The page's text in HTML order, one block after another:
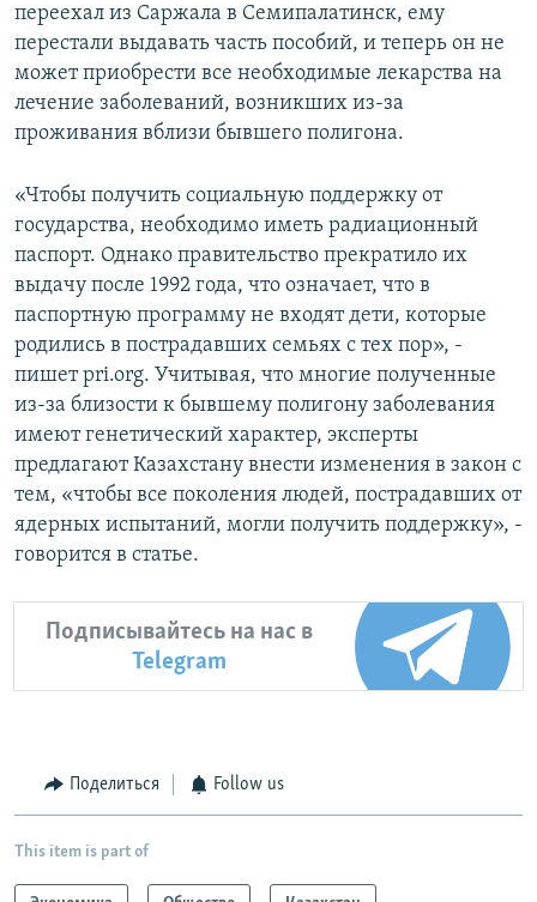
переехал из Саржала в Семипалатинск, ему
перестали выдавать часть пособий, и теперь он не
может приобрести все необходимые лекарства на
лечение заболеваний, возникших из-за
проживания вблизи бывшего полигона.
«Чтобы получить социальную поддержку от
государства, необходимо иметь радиационный
паспорт. Однако правительство прекратило их
выдачу после 1992 года, что означает, что в
паспортную программу не входят дети, которые
родились в пострадавших семьях с тех пор», -
пишет pri.org. Учитывая, что многие полученные
из-за близости к бывшему полигону заболевания
имеют генетический характер, эксперты
предлагают Казахстану внести изменения в закон с
тем, «чтобы все поколения людей, пострадавших от
ядерных испытаний, могли получить поддержку», -
говорится в статье.
Подписывайтесь на нас в
Telegram
Поделиться Follow us
This item is part of